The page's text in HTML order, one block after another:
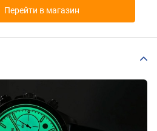
Перейти в магазин